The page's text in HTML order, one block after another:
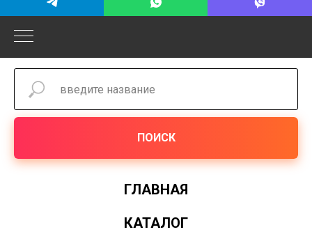
ПОИСК
ГЛАВНАЯ
КАТАЛОГ